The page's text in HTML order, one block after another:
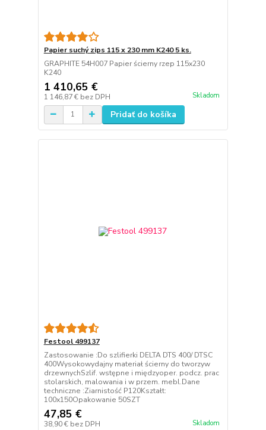
Papier suchý zips 115 x 230 mm K240 5 ks.
GRAPHITE 54H007 Papier ścierny rzep 115x230
K240
1 410,65 €
1 146,87 € bez DPH Skladom
Pridať do košíka
Festool 499137
Zastosowanie :Do szlifierki DELTA DTS 400/ DTSC
400Wysokowydajny materiał ścierny do tworzyw
drzewnychSzlif. wstępne i międzyoper. podcz. prac
stolarskich, malowania i w przem. mebl.Dane
techniczne :Ziarnistość P120Kształt:
100x150Opakowanie 50SZT
47,85 €
38,90 € bez DPH Skladom